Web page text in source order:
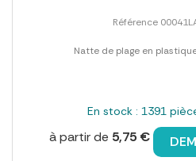
Référence
Natte de plage en
En stock : 1391
à partir de 5,75 €